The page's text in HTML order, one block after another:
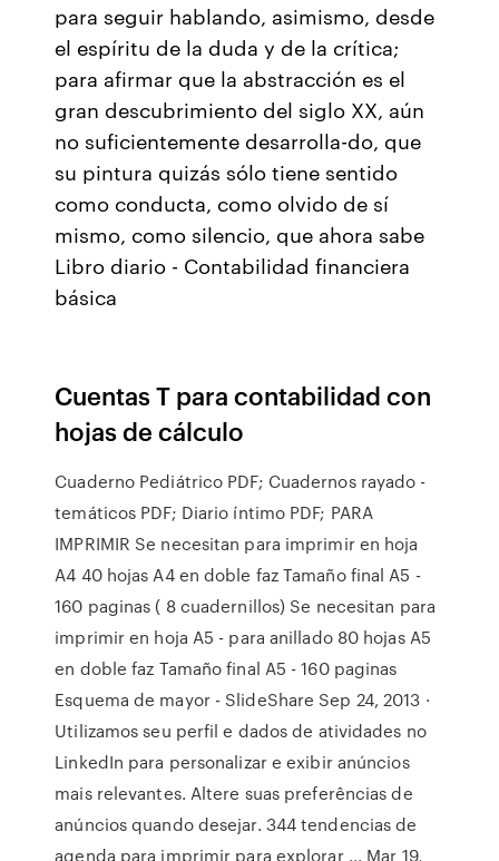
para seguir hablando, asimismo, desde
el espíritu de la duda y de la crítica;
para afirmar que la abstracción es el
gran descubrimiento del siglo XX, aún
no suficientemente desarrolla-do, que
su pintura quizás sólo tiene sentido
como conducta, como olvido de sí
mismo, como silencio, que ahora sabe
Libro diario - Contabilidad financiera
básica
Cuentas T para contabilidad con
hojas de cálculo
Cuaderno Pediátrico PDF; Cuadernos rayado -
temáticos PDF; Diario íntimo PDF; PARA
IMPRIMIR Se necesitan para imprimir en hoja
A4 40 hojas A4 en doble faz Tamaño final A5 -
160 paginas ( 8 cuadernillos) Se necesitan para
imprimir en hoja A5 - para anillado 80 hojas A5
en doble faz Tamaño final A5 - 160 paginas
Esquema de mayor - SlideShare Sep 24, 2013 ·
Utilizamos seu perfil e dados de atividades no
LinkedIn para personalizar e exibir anúncios
mais relevantes. Altere suas preferências de
anúncios quando desejar. 344 tendencias de
agenda para imprimir para explorar ... Mar 19,